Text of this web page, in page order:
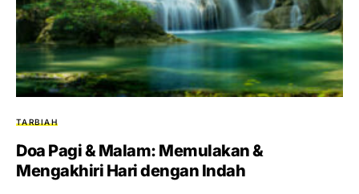
TARBIAH
Doa Pagi & Malam: Memulakan &
Mengakhiri Hari dengan Indah